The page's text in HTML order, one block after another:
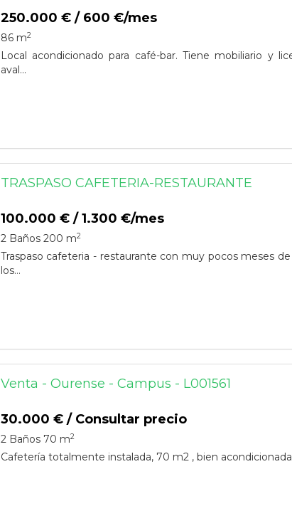
250.000 € / 600 €/mes
86 m2
Local acondicionado para café-bar. Tiene mobiliario y
aval...
TRASPASO CAFETERIA-RESTAURANTE
100.000 € / 1.300 €/mes
2 Baños 200 m2
Traspaso cafeteria - restaurante con muy pocos meses
los...
Venta - Ourense - Campus - L001561
30.000 € / Consultar precio
2 Baños 70 m2
Cafetería totalmente instalada, 70 m2 , bien